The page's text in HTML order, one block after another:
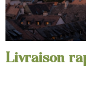
Livraison